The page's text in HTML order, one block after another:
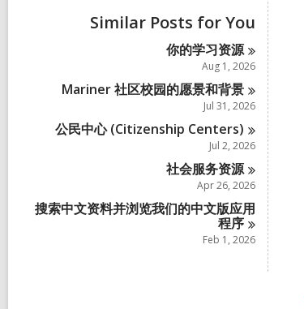
Similar Posts for You
你的学习资源
Aug 1, 2026
Mariner 社区校园的愿景和背景
Jul 31, 2026
公民中心 (Citizenship Centers)
Jul 2, 2026
社会服务资源
Apr 26, 2026
搜索中文资料并浏览我们的中文版应用
程序
Feb 1, 2026